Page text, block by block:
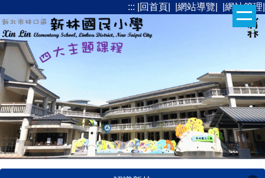
到
主
要
容
區
::: |回首頁| |網站導覽| |網站管理|